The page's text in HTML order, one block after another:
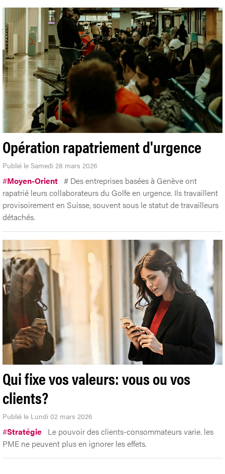
Opération rapatriement d'urgence
Publié le Samedi 28 mars 2026
#Moyen-Orient # Des entreprises basées à Genève ont
rapatrié leurs collaborateurs du Golfe en urgence. Ils travaillent
provisoirement en Suisse, souvent sous le statut de travailleurs
détachés.
Qui fixe vos valeurs: vous ou vos
clients?
Publié le Lundi 02 mars 2026
#Stratégie Le pouvoir des clients-consommateurs varie. les
PME ne peuvent plus en ignorer les effets.